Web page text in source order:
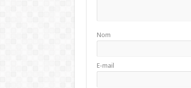
Nom
E-mail